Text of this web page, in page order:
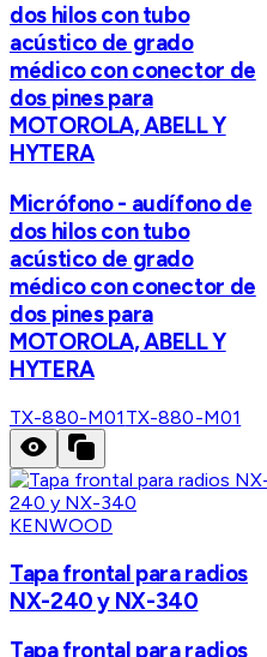
dos hilos con tubo
acústico de grado
médico con conector de
dos pines para
MOTOROLA, ABELL Y
HYTERA
Micrófono - audífono de
dos hilos con tubo
acústico de grado
médico con conector de
dos pines para
MOTOROLA, ABELL Y
HYTERA
TX-880-M01 TX-880-M01
KENWOOD
Tapa frontal para radios
NX-240 y NX-340
Tapa frontal para radios